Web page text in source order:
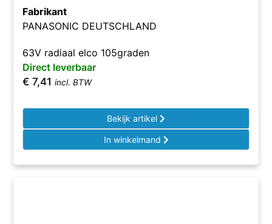
Fabrikant
PANASONIC DEUTSCHLAND
63V radiaal elco 105graden
Direct leverbaar
€ 7,41 incl. BTW
Bekijk artikel
In winkelmand